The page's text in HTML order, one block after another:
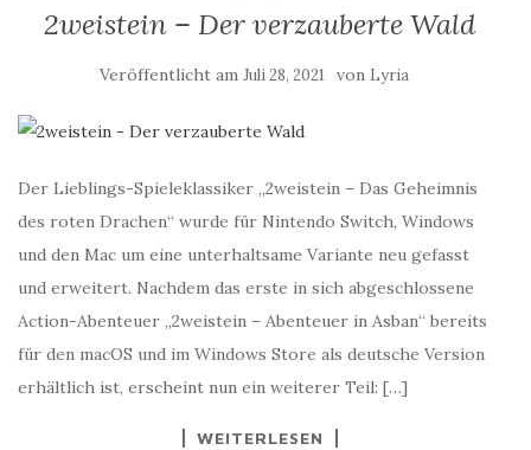
2weistein – Der verzauberte Wald
Veröffentlicht am Juli 28, 2021 von Lyria
Der Lieblings-Spieleklassiker „2weistein – Das Geheimnis
des roten Drachen“ wurde für Nintendo Switch, Windows
und den Mac um eine unterhaltsame Variante neu gefasst
und erweitert. Nachdem das erste in sich abgeschlossene
Action-Abenteuer „2weistein – Abenteuer in Asban“ bereits
für den macOS und im Windows Store als deutsche Version
erhältlich ist, erscheint nun ein weiterer Teil: […]
WEITERLESEN